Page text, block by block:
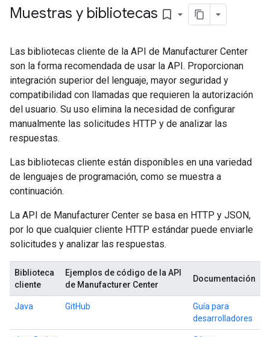
Muestras y bibliotecas bookmark_border
Las bibliotecas cliente de la API de Manufacturer Center
son la forma recomendada de usar la API. Proporcionan
integración superior del lenguaje, mayor seguridad y
compatibilidad con llamadas que requieren la autorización
del usuario. Su uso elimina la necesidad de configurar
manualmente las solicitudes HTTP y de analizar las
respuestas.
Las bibliotecas cliente están disponibles en una variedad
de lenguajes de programación, como se muestra a
continuación.
La API de Manufacturer Center se basa en HTTP y JSON,
por lo que cualquier cliente HTTP estándar puede enviarle
solicitudes y analizar las respuestas.
Biblioteca
cliente
Ejemplos de código de la API
de Manufacturer Center
Documentación
Java GitHub
Guía para
desarrolladores